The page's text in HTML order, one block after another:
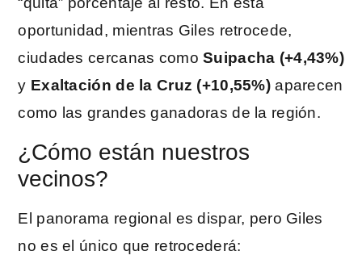
oportunidad, mientras Giles retrocede,
ciudades cercanas comoSuipacha (+4,43%)
y Exaltación de la Cruz (+10,55%)aparecen
como las grandes ganadoras de la región.
¿Cómo están nuestros
vecinos?
El panorama regional es dispar, pero Giles
no es el único que retrocederá: